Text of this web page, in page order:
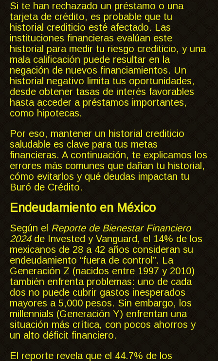
Si te han rechazado un préstamo o una
tarjeta de crédito, es probable que tu
historial crediticio esté afectado. Las
instituciones financieras evalúan este
historial para medir tu riesgo crediticio, y una
mala calificación puede resultar en la
negación de nuevos financiamientos. Un
historial negativo limita tus oportunidades,
desde obtener tasas de interés favorables
hasta acceder a préstamos importantes,
como hipotecas.
Por eso, mantener un historial crediticio
saludable es clave para tus metas
financieras. A continuación, te explicamos los
errores más comunes que dañan tu historial,
cómo evitarlos y qué deudas impactan tu
Buró de Crédito.
Endeudamiento en México
Según el Reporte de Bienestar Financiero
2024de Invested y Vanguard, el 14% de los
mexicanos de 28 a 42 años consideran su
endeudamiento “fuera de control”. La
Generación Z (nacidos entre 1997 y 2010)
también enfrenta problemas: uno de cada
dos no puede cubrir gastos inesperados
mayores a 5,000 pesos. Sin embargo, los
millennials (Generación Y) enfrentan una
situación más crítica, con pocos ahorros y
un alto déficit financiero.
El reporte revela que el 44.7% de los